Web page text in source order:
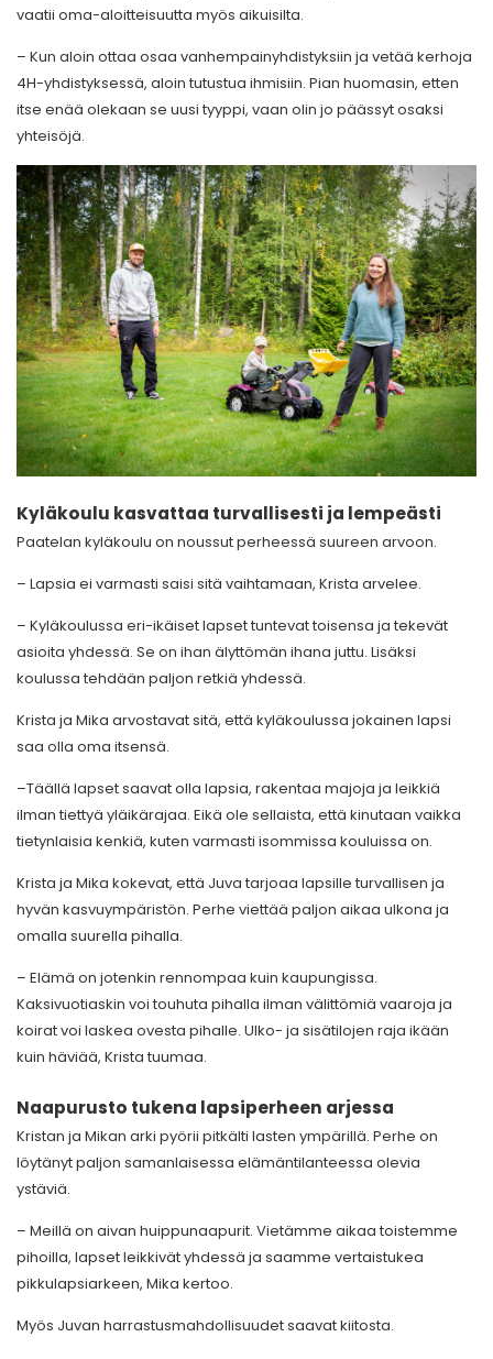
vaatii oma-aloitteisuutta myös aikuisilta.
– Kun aloin ottaa osaa vanhempainyhdistyksiin ja vetää kerhoja
4H-yhdistyksessä, aloin tutustua ihmisiin. Pian huomasin, etten
itse enää olekaan se uusi tyyppi, vaan olin jo päässyt osaksi
yhteisöjä.
Kyläkoulu kasvattaa turvallisesti ja lempeästi
Paatelan kyläkoulu on noussut perheessä suureen arvoon.
– Lapsia ei varmasti saisi sitä vaihtamaan, Krista arvelee.
– Kyläkoulussa eri-ikäiset lapset tuntevat toisensa ja tekevät
asioita yhdessä. Se on ihan älyttömän ihana juttu. Lisäksi
koulussa tehdään paljon retkiä yhdessä.
Krista ja Mika arvostavat sitä, että kyläkoulussa jokainen lapsi
saa olla oma itsensä.
–Täällä lapset saavat olla lapsia, rakentaa majoja ja leikkiä
ilman tiettyä yläikärajaa. Eikä ole sellaista, että kinutaan vaikka
tietynlaisia kenkiä, kuten varmasti isommissa kouluissa on.
Krista ja Mika kokevat, että Juva tarjoaa lapsille turvallisen ja
hyvän kasvuympäristön. Perhe viettää paljon aikaa ulkona ja
omalla suurella pihalla.
– Elämä on jotenkin rennompaa kuin kaupungissa.
Kaksivuotiaskin voi touhuta pihalla ilman välittömiä vaaroja ja
koirat voi laskea ovesta pihalle. Ulko- ja sisätilojen raja ikään
kuin häviää, Krista tuumaa.
Naapurusto tukena lapsiperheen arjessa
Kristan ja Mikan arki pyörii pitkälti lasten ympärillä. Perhe on
löytänyt paljon samanlaisessa elämäntilanteessa olevia
ystäviä.
– Meillä on aivan huippunaapurit. Vietämme aikaa toistemme
pihoilla, lapset leikkivät yhdessä ja saamme vertaistukea
pikkulapsiarkeen, Mika kertoo.
Myös Juvan harrastusmahdollisuudet saavat kiitosta.